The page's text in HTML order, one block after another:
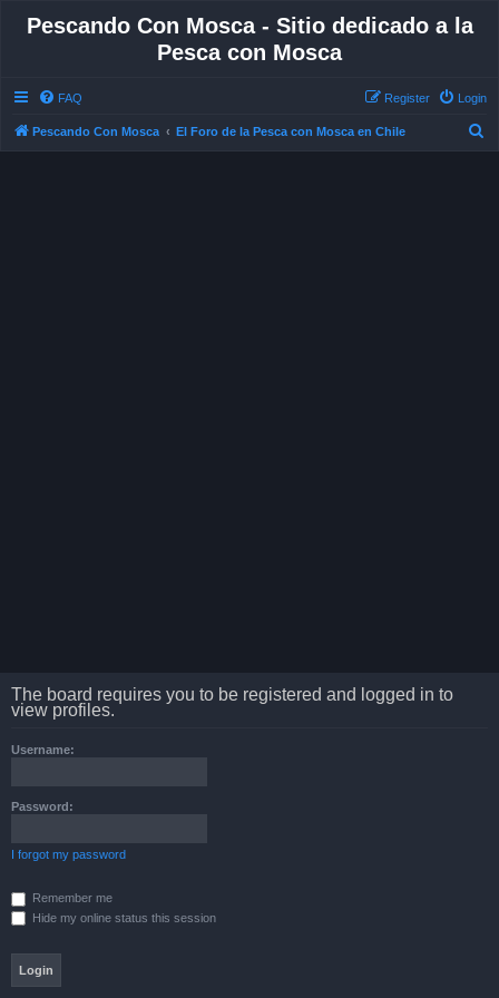
Pescando Con Mosca - Sitio dedicado a la
Pesca con Mosca
FAQ Login
Register
Pescando Con Mosca El Foro de la Pesca con Mosca en Chile
The board requires you to be registered and logged in to
view profiles.
Username:
Password:
I forgot my password
Remember me
Hide my online status this session